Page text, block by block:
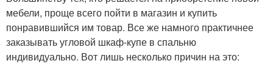
мебели, проще всего пойти в магазин и купить
понравившийся им товар. Все же намного практичнее
заказывать угловой шкаф-купе в спальню
индивидуально. Вот лишь несколько причин на это: